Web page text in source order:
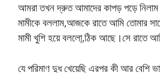
আমরা তখন দ্রুত আমাদের কাপড় পড়ে
মামীকে বললাম,আজকে রাতে আমি তোমার
মামী খুশি হয়ে বললো্,ঠিক আছে।সে রাতে
যে পরিমাণ দুধ খেয়েছি এরপর কী আর বেশি